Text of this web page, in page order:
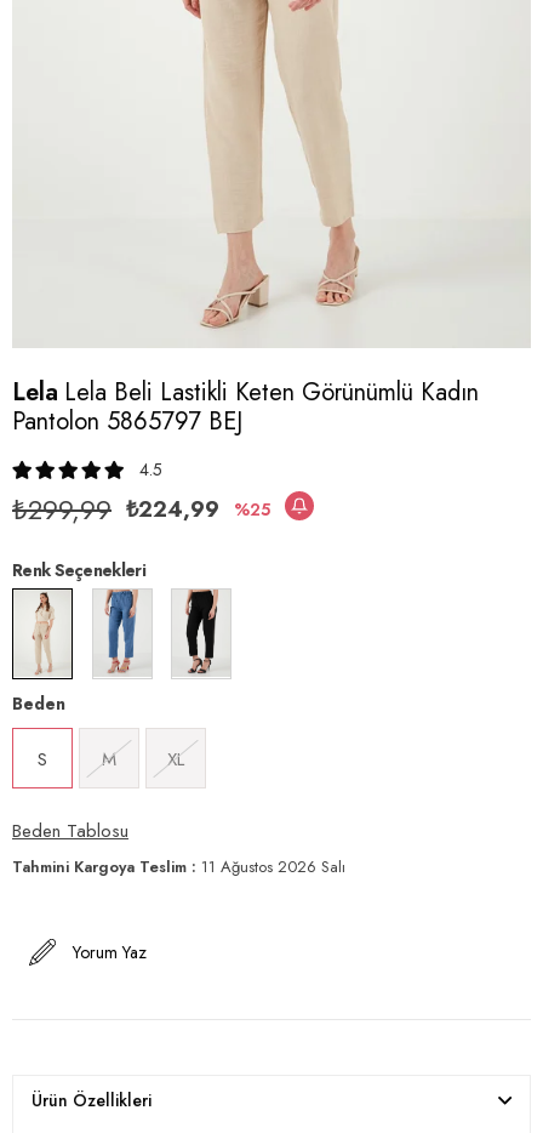
Lela Lela Beli Lastikli Keten Görünümlü Kadın
Pantolon 5865797 BEJ
4.5
₺299,99 ₺224,99 25
Renk Seçenekleri
Beden
S M XL
Beden Tablosu
Tahmini Kargoya Teslim : 11 Ağustos 2026 Salı
Yorum Yaz
Ürün Özellikleri